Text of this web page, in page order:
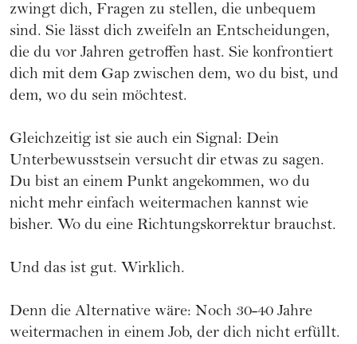
zwingt dich, Fragen zu stellen, die unbequem
sind. Sie lässt dich zweifeln an Entscheidungen,
die du vor Jahren getroffen hast. Sie konfrontiert
dich mit dem Gap zwischen dem, wo du bist, und
dem, wo du sein möchtest.
Gleichzeitig ist sie auch ein Signal: Dein
Unterbewusstsein versucht dir etwas zu sagen.
Du bist an einem Punkt angekommen, wo du
nicht mehr einfach weitermachen kannst wie
bisher. Wo du eine Richtungskorrektur brauchst.
Und das ist gut. Wirklich.
Denn die Alternative wäre: Noch 30-40 Jahre
weitermachen in einem Job, der dich nicht erfüllt.